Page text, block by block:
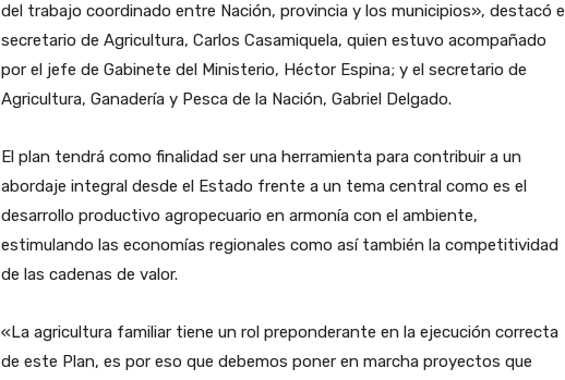
del trabajo coordinado entre Nación, provincia y los municipios», destacó el
secretario de Agricultura, Carlos Casamiquela, quien estuvo acompañado
por el jefe de Gabinete del Ministerio, Héctor Espina; y el secretario de
Agricultura, Ganadería y Pesca de la Nación, Gabriel Delgado.
El plan tendrá como finalidad ser una herramienta para contribuir a un
abordaje integral desde el Estado frente a un tema central como es el
desarrollo productivo agropecuario en armonía con el ambiente,
estimulando las economías regionales como así también la competitividad
de las cadenas de valor.
«La agricultura familiar tiene un rol preponderante en la ejecución correcta
de este Plan, es por eso que debemos poner en marcha proyectos que